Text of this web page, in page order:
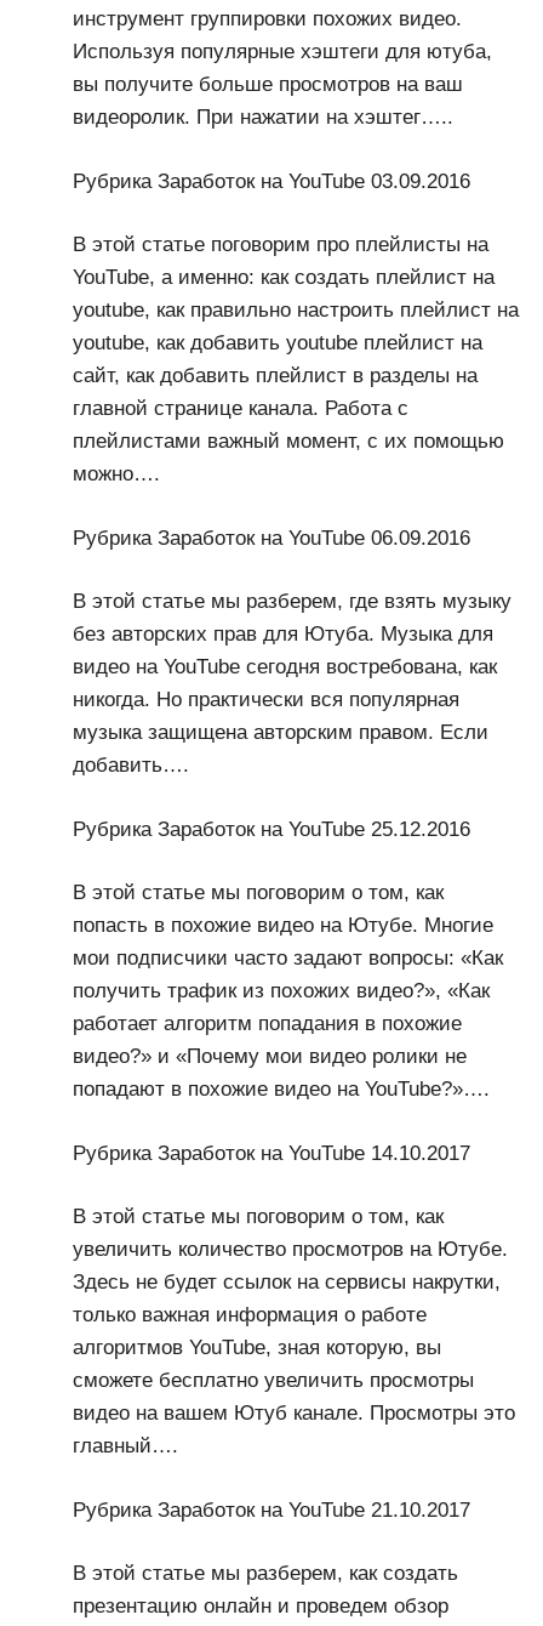
инструмент группировки похожих видео.
Используя популярные хэштеги для ютуба,
вы получите больше просмотров на ваш
видеоролик. При нажатии на хэштег…..
Рубрика Заработок на YouTube 03.09.2016
В этой статье поговорим про плейлисты на
YouTube, а именно: как создать плейлист на
youtube, как правильно настроить плейлист на
youtube, как добавить youtube плейлист на
сайт, как добавить плейлист в разделы на
главной странице канала. Работа с
плейлистами важный момент, с их помощью
можно….
Рубрика Заработок на YouTube 06.09.2016
В этой статье мы разберем, где взять музыку
без авторских прав для Ютуба. Музыка для
видео на YouTube сегодня востребована, как
никогда. Но практически вся популярная
музыка защищена авторским правом. Если
добавить….
Рубрика Заработок на YouTube 25.12.2016
В этой статье мы поговорим о том, как
попасть в похожие видео на Ютубе. Многие
мои подписчики часто задают вопросы: «Как
получить трафик из похожих видео?», «Как
работает алгоритм попадания в похожие
видео?» и «Почему мои видео ролики не
попадают в похожие видео на YouTube?»….
Рубрика Заработок на YouTube 14.10.2017
В этой статье мы поговорим о том, как
увеличить количество просмотров на Ютубе.
Здесь не будет ссылок на сервисы накрутки,
только важная информация о работе
алгоритмов YouTube, зная которую, вы
сможете бесплатно увеличить просмотры
видео на вашем Ютуб канале. Просмотры это
главный….
Рубрика Заработок на YouTube 21.10.2017
В этой статье мы разберем, как создать
презентацию онлайн и проведем обзор